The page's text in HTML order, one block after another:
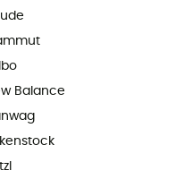
Balance